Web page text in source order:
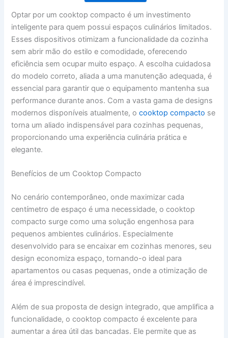
Optar por um cooktop compacto é um investimento
inteligente para quem possui espaços culinários limitados.
Esses dispositivos otimizam a funcionalidade da cozinha
sem abrir mão do estilo e comodidade, oferecendo
eficiência sem ocupar muito espaço. A escolha cuidadosa
do modelo correto, aliada a uma manutenção adequada, é
essencial para garantir que o equipamento mantenha sua
performance durante anos. Com a vasta gama de designs
modernos disponíveis atualmente, ocooktop compacto se
torna um aliado indispensável para cozinhas pequenas,
proporcionando uma experiência culinária prática e
elegante.
Benefícios de um Cooktop Compacto
No cenário contemporâneo, onde maximizar cada
centímetro de espaço é uma necessidade, o cooktop
compacto surge como uma solução engenhosa para
pequenos ambientes culinários. Especialmente
desenvolvido para se encaixar em cozinhas menores, seu
design economiza espaço, tornando-o ideal para
apartamentos ou casas pequenas, onde a otimização de
área é imprescindível.
Além de sua proposta de design integrado, que amplifica a
funcionalidade, o cooktop compacto é excelente para
aumentar a área útil das bancadas. Ele permite que as